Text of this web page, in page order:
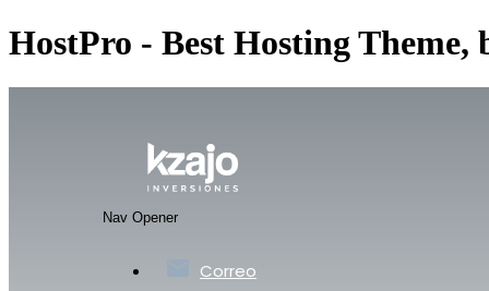
HostPro - Best Hosting Theme,
Nav Opener
Correo